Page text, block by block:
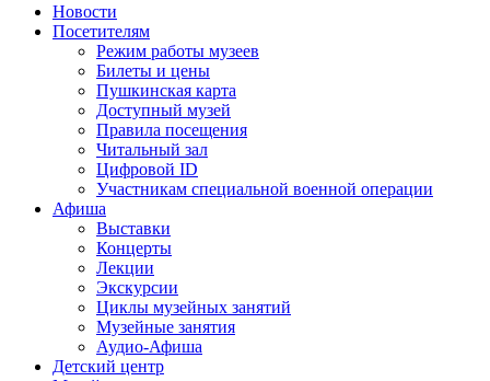
Новости
Посетителям
Режим работы музеев
Билеты и цены
Пушкинская карта
Доступный музей
Правила посещения
Читальный зал
Цифровой ID
Участникам специальной военной операции
Афиша
Выставки
Концерты
Лекции
Экскурсии
Циклы музейных занятий
Музейные занятия
Аудио-Афиша
Детский центр